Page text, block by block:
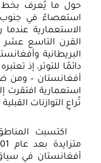
حول ما يُعرف بخط
استعصاءً في جنوب
الاستعمارية
القرن التاسع عشر
البريطانية
دائمًا للتوتر، إذ
أفغانستان – ومن
استعمارية افتقرت
تُراعِ التوازنات
اكتسبت المناطق
أفغانستان في